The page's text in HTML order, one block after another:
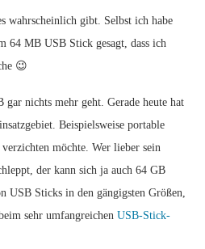
wahrscheinlich gibt. Selbst ich habe
64 MB USB Stick gesagt, dass ich
😉
gar nichts mehr geht. Gerade heute hat
Beispielsweise portable
möchte. Wer lieber sein
der kann sich ja auch 64 GB
USB Sticks in den gängigsten Größen,
sehr umfangreichen USB-Stick-